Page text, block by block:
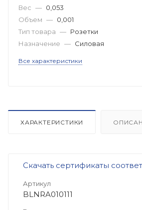
Вес — 0,053
Объем — 0,001
Тип товара — Розетки
Назначение — Силовая
Все характеристики
ХАРАКТЕРИСТИКИ
Скачать сертификаты
Артикул
BLNRA010111